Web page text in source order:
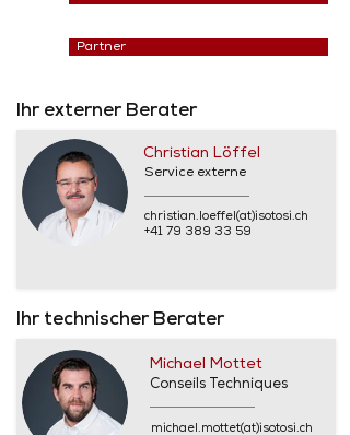
Partner
Ihr externer Berater
Christian Löffel
Service externe
christian.loeffel(at)isotosi.ch
+41 79 389 33 59
Ihr technischer Berater
Michael Mottet
Conseils Techniques
michael.mottet(at)isotosi.ch